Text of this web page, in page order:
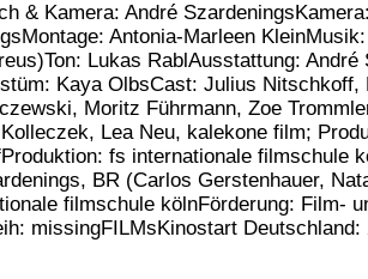
& Kamera: André
Antonia-Marleen
Lukas RablAusstattung: André
Kaya OlbsCast: Julius Nitschkoff,
Moritz Führmann, Zoe
Lea Neu, kalekone film;
fs internationale filmschule
BR (Carlos Gerstenhauer,
filmschule kölnFörderung: Film-
missingFILMsKinostart Deutschland: